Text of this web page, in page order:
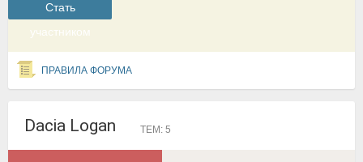
Cтать
участником
ПРАВИЛА ФОРУМА
Dacia Logan ТЕМ: 5